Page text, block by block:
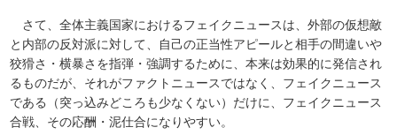
さて、全体主義国家におけるフェイクニュースは、外部の仮想敵
と内部の反対派に対して、自己の正当性アピールと相手の間違いや
狡猾さ・横暴さを指弾・強調するために、本来は効果的に発信され
るものだが、それがファクトニュースではなく、フェイクニュース
である（突っ込みどころも少なくない）だけに、フェイクニュース
合戦、その応酬・泥仕合になりやすい。